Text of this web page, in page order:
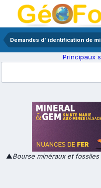
Demandes d' identification de
Principaux
▲Bourse minéraux et